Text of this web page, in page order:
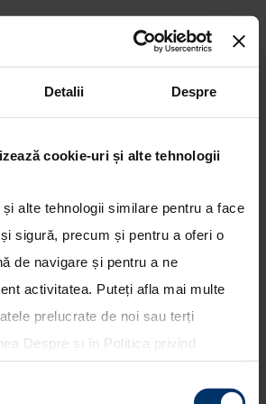
Detalii Despre
cookie-uri și alte tehnologii
alte tehnologii similare pentru a face
sigură, precum și pentru a oferi o
de navigare și pentru a ne
activitatea. Puteți afla mai multe
prelucrate de noi sau terți
Despre și în Politica privind
sau mai multe categorii sau să
lupta
in Raliul